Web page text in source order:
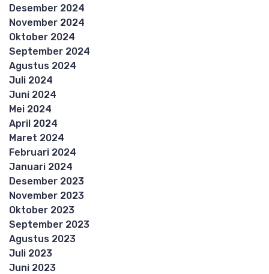
Desember 2024
November 2024
Oktober 2024
September 2024
Agustus 2024
Juli 2024
Juni 2024
Mei 2024
April 2024
Maret 2024
Februari 2024
Januari 2024
Desember 2023
November 2023
Oktober 2023
September 2023
Agustus 2023
Juli 2023
Juni 2023